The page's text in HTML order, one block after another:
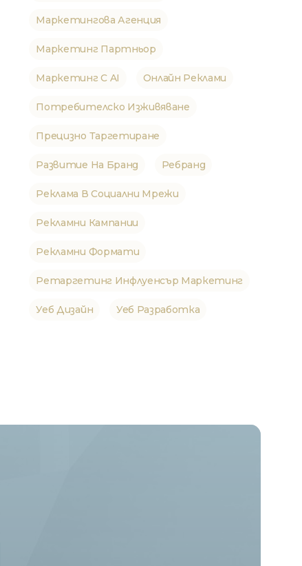
Маркетингова Агенция
Маркетинг Партньор
Маркетинг С AI Онлайн Реклами
Потребителско Изживяване
Прецизно Таргетиране
Развитие На Бранд Ребранд
Реклама В Социални Мрежи
Рекламни Кампании
Рекламни Формати
Ретаргетинг Инфлуенсър Маркетинг
Уеб Дизайн Уеб Разработка